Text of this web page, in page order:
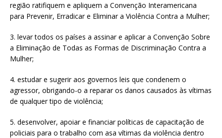
região ratifiquem e apliquem a Convenção Interamericana
para Prevenir, Erradicar e Eliminar a Violência Contra a Mulher;
3. levar todos os países a assinar e aplicar a Convenção Sobre
a Eliminação de Todas as Formas de Discriminação Contra a
Mulher;
4. estudar e sugerir aos governos leis que condenem o
agressor, obrigando-o a reparar os danos causados às vítimas
de qualquer tipo de violência;
5. desenvolver, apoiar e financiar políticas de capacitação de
policiais para o trabalho com asa vítimas da violência dentro